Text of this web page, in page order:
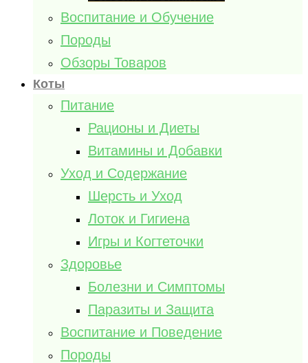
Воспитание и Обучение
Породы
Обзоры Товаров
Коты
Питание
Рационы и Диеты
Витамины и Добавки
Уход и Содержание
Шерсть и Уход
Лоток и Гигиена
Игры и Когтеточки
Здоровье
Болезни и Симптомы
Паразиты и Защита
Воспитание и Поведение
Породы